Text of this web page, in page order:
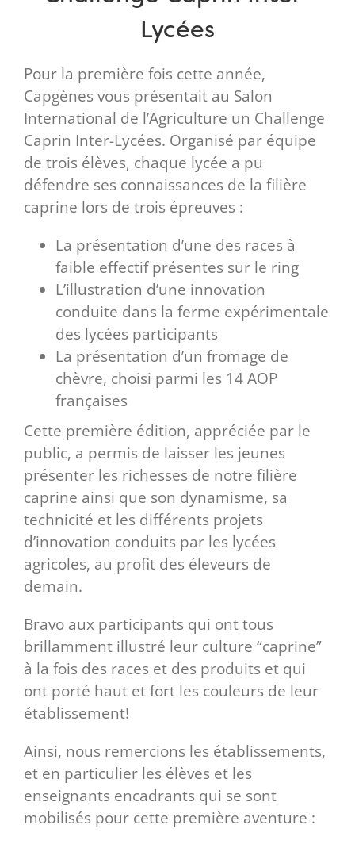
Lycées
Pour la première fois cette année,
Capgènes vous présentait au Salon
International de l’Agriculture un Challenge
Caprin Inter-Lycées. Organisé par équipe
de trois élèves, chaque lycée a pu
défendre ses connaissances de la filière
caprine lors de trois épreuves :
La présentation d’une des races à
faible effectif présentes sur le ring
L’illustration d’une innovation
conduite dans la ferme expérimentale
des lycées participants
La présentation d’un fromage de
chèvre, choisi parmi les 14 AOP
françaises
Cette première édition, appréciée par le
public, a permis de laisser les jeunes
présenter les richesses de notre filière
caprine ainsi que son dynamisme, sa
technicité et les différents projets
d’innovation conduits par les lycées
agricoles, au profit des éleveurs de
demain.
Bravo aux participants qui ont tous
brillamment illustré leur culture “caprine”
à la fois des races et des produits et qui
ont porté haut et fort les couleurs de leur
établissement!
Ainsi, nous remercions les établissements,
et en particulier les élèves et les
enseignants encadrants qui se sont
mobilisés pour cette première aventure :